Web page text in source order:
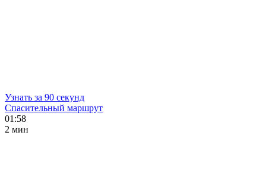
Узнать за 90 секунд
Спасительный маршрут
01:58
2 мин